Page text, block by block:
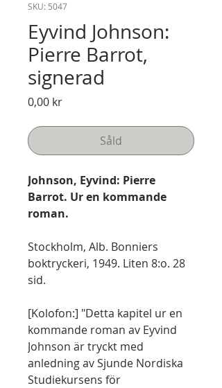
SKU: 5047
Eyvind Johnson:
Pierre Barrot,
signerad
0,00 krPris
Såld
Johnson, Eyvind: Pierre
Barrot. Ur en kommande
roman.
Stockholm, Alb. Bonniers
boktryckeri, 1949. Liten 8:o. 28
sid.
[Kolofon:] "Detta kapitel ur en
kommande roman av Eyvind
Johnson är tryckt med
anledning av Sjunde Nordiska
Studiekursens för